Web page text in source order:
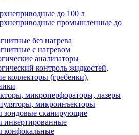
до 100 л
промышленные до
без нагрева
с нагревом
анализаторы
контроль жидкостей,
коллекторы (гребенки),
микроперфораторы, лазеры
микроинъекторы
зондовые сканирующие